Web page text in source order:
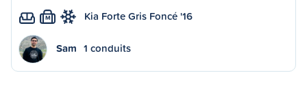
M Kia Forte Gris Foncé '16
Sam 1 conduits